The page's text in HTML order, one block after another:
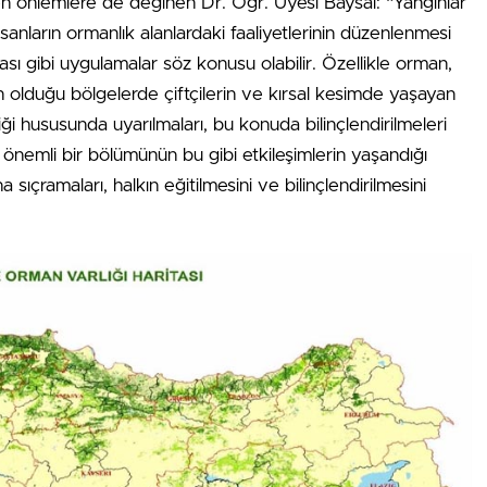
ormanlık alanlardaki faaliyetlerinin düzenlenmesi
gibi uygulamalar söz konusu olabilir. Özellikle orman,
bölgelerde çiftçilerin ve kırsal kesimde yaşayan
hususunda uyarılmaları, bu konuda bilinçlendirilmeleri
bir bölümünün bu gibi etkileşimlerin yaşandığı
sıçramaları, halkın eğitilmesini ve bilinçlendirilmesini